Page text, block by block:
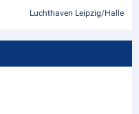
Luchthaven Leipzig/Halle